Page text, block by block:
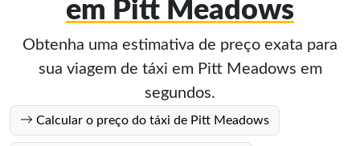
em Pitt Meadows
Obtenha uma estimativa de preço exata para
sua viagem de táxi em Pitt Meadows em
segundos.
Calcular o preço do táxi de Pitt Meadows